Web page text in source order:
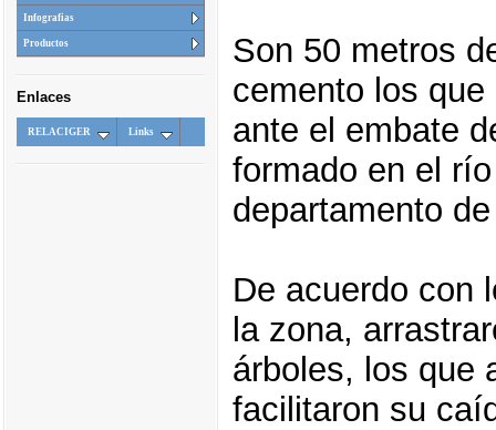
Infografias
Productos
Enlaces
RELACIGER Links
Son 50 metros
cemento los
ante el embate
formado en el
departamento
De acuerdo con
la zona,
árboles, los que
facilitaron su